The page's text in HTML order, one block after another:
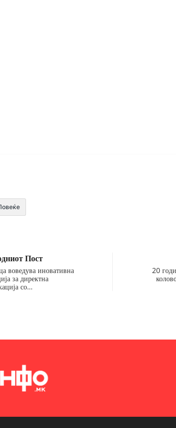
Пост
воведува иновативна
за директна
со…
20